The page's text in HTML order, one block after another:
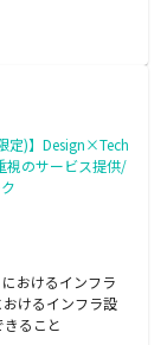
定)】Design×Tech
視のサービス提供/
おけるインフラ
けるインフラ設
ること